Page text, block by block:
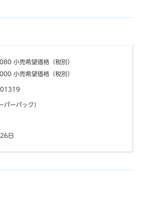
小売希望価格（税別）
小売希望価格（税別）
パーバック）
日